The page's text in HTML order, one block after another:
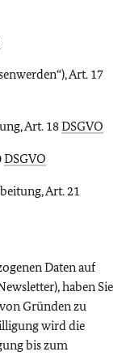
Art. 17
Art. 18DSGVO
DSGVO
Art. 21
Daten auf
haben Sie
Gründen zu
wird die
bis zum